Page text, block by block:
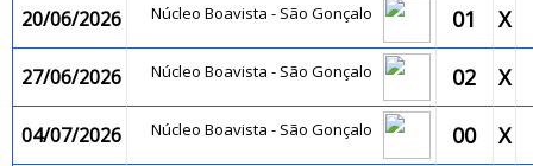
20/06/2026
Núcleo Boavista - São Gonçalo 01 X
27/06/2026 Núcleo Boavista - São Gonçalo 02 X
04/07/2026 Núcleo Boavista - São Gonçalo 00 X